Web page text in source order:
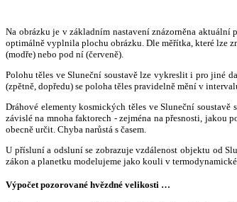
Na obrázku je v základním nastavení znázorněna
optimálně vyplnila plochu obrázku. Dle měřítka, které lze
(modře) nebo pod ní (červeně).
Polohu těles ve Sluneční soustavě lze vykreslit i pro jiné
(zpětně, dopředu) se poloha těles pravidelně mění v
Dráhové elementy kosmických těles ve Sluneční
závislé na mnoha faktorech - zejména na přesnosti, jakou
obecně určit. Chyba narůstá s časem.
U přísluní a odsluní se zobrazuje vzdálenost objektu od
zákon a planetku modelujeme jako kouli v
Výpočet pozorované hvězdné velikosti …